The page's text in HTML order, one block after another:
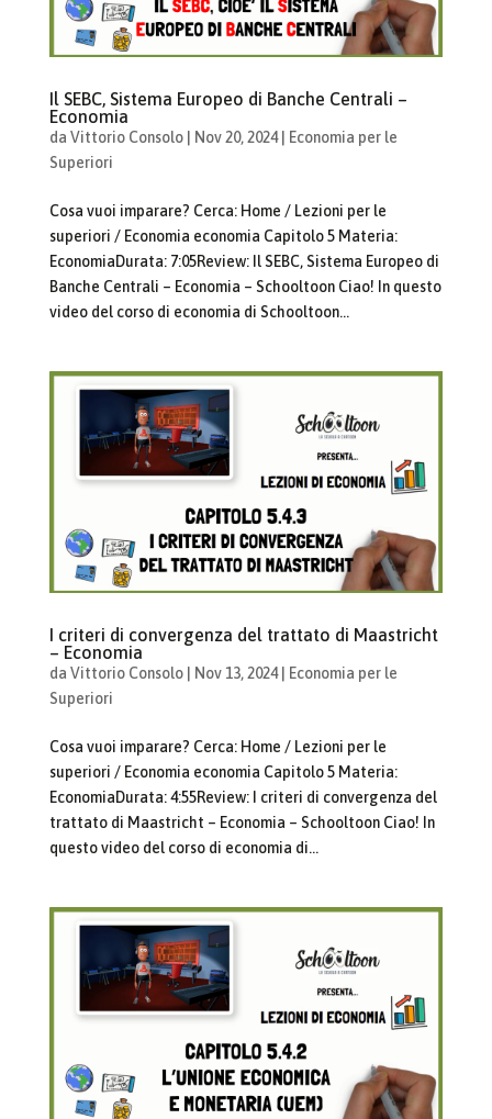
Il SEBC, Sistema Europeo di Banche Centrali –
Economia
da Vittorio Consolo| Nov 20, 2024|
Economia per le
Superiori
Cosa vuoi imparare? Cerca: Home / Lezioni per le
superiori / Economia economia Capitolo 5 Materia:
EconomiaDurata: 7:05Review: Il SEBC, Sistema Europeo di
Banche Centrali – Economia – Schooltoon Ciao! In questo
video del corso di economia di Schooltoon...
I criteri di convergenza del trattato di Maastricht
– Economia
da Vittorio Consolo| Nov 13, 2024|
Economia per le
Superiori
Cosa vuoi imparare? Cerca: Home / Lezioni per le
superiori / Economia economia Capitolo 5 Materia:
EconomiaDurata: 4:55Review: I criteri di convergenza del
trattato di Maastricht – Economia – Schooltoon Ciao! In
questo video del corso di economia di...